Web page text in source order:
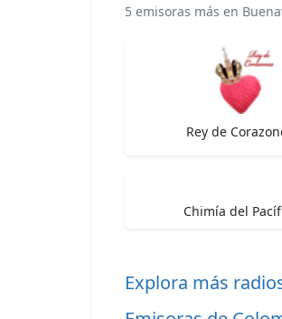
5 emisoras más en
Rey de
Chimía del
Explora más